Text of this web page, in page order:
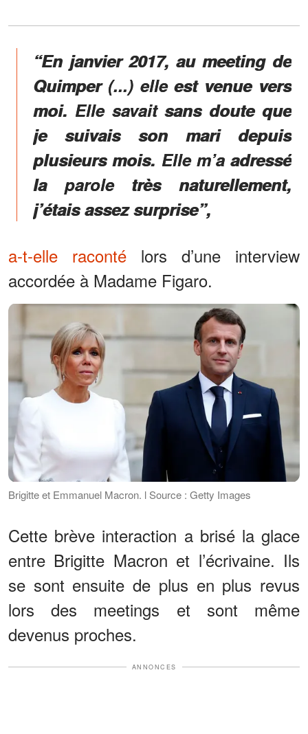
“En janvier 2017, au meeting de
Quimper (...) elle est venue vers
moi. Elle savait sans doute que
je suivais son mari depuis
plusieurs mois. Elle m’a adressé
la parole très naturellement,
j’étais assez surprise”,
a-t-elle raconté lors d’une interview
accordée à Madame Figaro.
Brigitte et Emmanuel Macron. l Source : Getty Images
Cette brève interaction a brisé la glace
entre Brigitte Macron et l’écrivaine. Ils
se sont ensuite de plus en plus revus
lors des meetings et sont même
devenus proches.
ANNONCES